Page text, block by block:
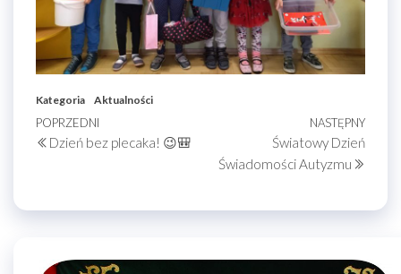
Kategoria Aktualności
Nawigacja
wpisu
Poprzedni
wpis
POPRZEDNI
Dzień bez plecaka! 😉🎒
wpis
NASTĘPNY
Światowy Dzień
Świadomości Autyzmu